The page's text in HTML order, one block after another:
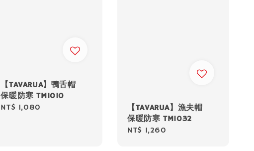
【TAVARUA】鴨舌帽
保暖防寒 TM1010
Regular
NT$ 1,080
【TAVARUA】漁夫帽
保暖防寒 TM1032
Regular
NT$ 1,260